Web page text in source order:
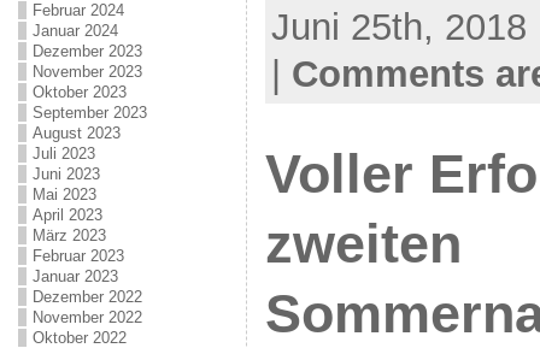
Februar 2024
Januar 2024
Dezember 2023
November 2023
Oktober 2023
September 2023
August 2023
Juli 2023
Juni 2023
Mai 2023
April 2023
März 2023
Februar 2023
Januar 2023
Dezember 2022
November 2022
Oktober 2022
Juni 25th,
Comments
Voller
zweiten